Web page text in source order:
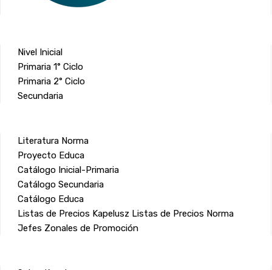
Nivel Inicial
Primaria 1° Ciclo
Primaria 2° Ciclo
Secundaria
Literatura Norma
Proyecto Educa
Catálogo Inicial-Primaria
Catálogo Secundaria
Catálogo Educa
Listas de Precios Kapelusz Listas de Precios Norma
Jefes Zonales de Promoción